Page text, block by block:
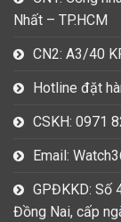
Nhất – TP.HCM
CN2: A3/40
Hotline đặt
CSKH: 0971
Email:
GPĐKKD: Số
Đồng Nai, cấp